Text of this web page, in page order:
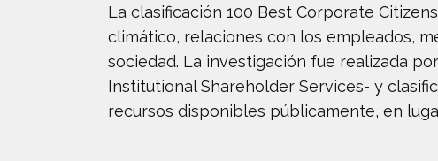
La clasificación 100 Best Corporate
climático, relaciones con los empleados,
sociedad. La investigación fue realizada
Institutional Shareholder Services- y
recursos disponibles públicamente, en